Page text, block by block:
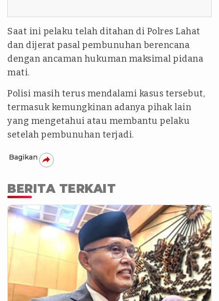
Saat ini pelaku telah ditahan di Polres Lahat
dan dijerat pasal pembunuhan berencana
dengan ancaman hukuman maksimal pidana
mati.
Polisi masih terus mendalami kasus tersebut,
termasuk kemungkinan adanya pihak lain
yang mengetahui atau membantu pelaku
setelah pembunuhan terjadi.
Bagikan
BERITA TERKAIT